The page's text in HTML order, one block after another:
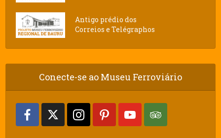
Antigo prédio dos
Correios e Telégraphos
Conecte-se ao Museu Ferroviário